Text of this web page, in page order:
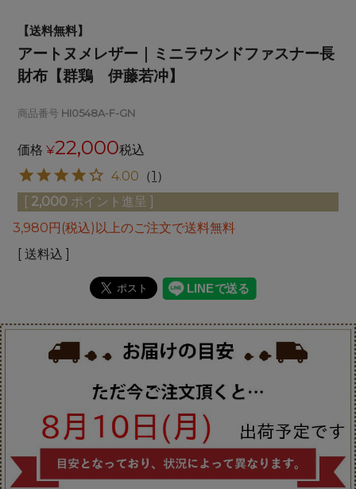
【送料無料】
アートヌメレザー｜ミニラウンドファスナー長
財布【群鶏 伊藤若冲】
商品番号 HI0548A-F-GN
価格 ¥22,000税込
4.00 （1 ）
[ 2,000 ポイント進呈 ]
3,980円(税込)以上のご注文で送料無料
送料込